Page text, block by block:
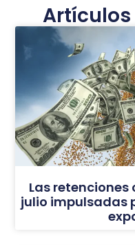
Las retenciones
julio impulsadas